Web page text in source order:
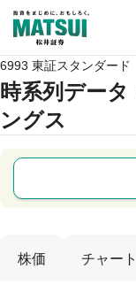
6993 東証スタンダード
時系列データ
ングス
株価 チャート